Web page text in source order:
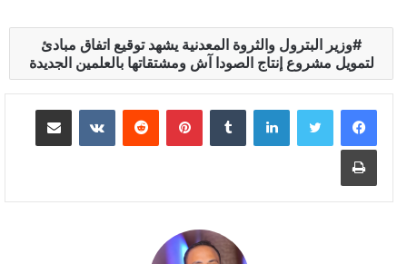
وزير البترول والثروة المعدنية يشهد توقيع اتفاق مبادئ
لتمويل مشروع إنتاج الصودا آش ومشتقاتها بالعلمين الجديدة
لينكدإن بينتيريست مشاركة عبر البريد
طباعة